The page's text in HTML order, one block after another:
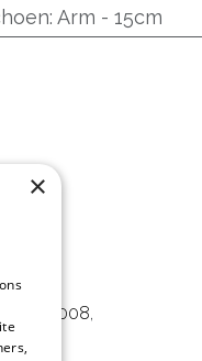
: Arm - 15cm
BV
8008,
BE
×